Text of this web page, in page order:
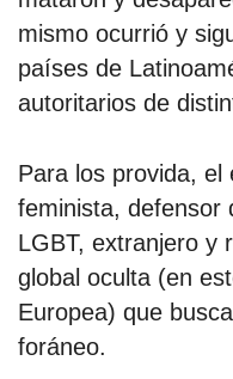
mismo ocurrió y
países de
autoritarios de
Para los provida, el
feminista, defensor
LGBT, extranjero y
global oculta (en
Europea) que
foráneo.